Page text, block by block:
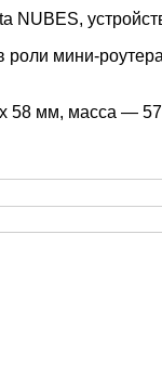
мини-
58 мм, масса —